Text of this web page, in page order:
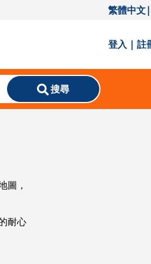
繁體中文|
登入 | 註
搜尋
圖，
耐心